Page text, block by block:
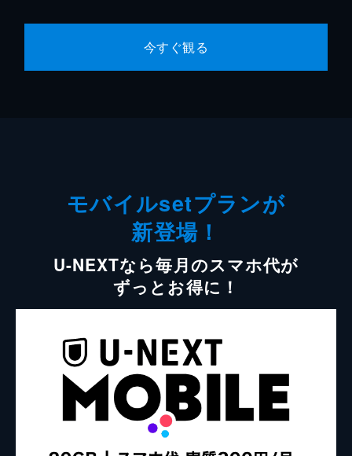
今すぐ観る
モバイルsetプランが
新登場！
U-NEXTなら毎月のスマホ代が
ずっとお得に！